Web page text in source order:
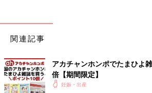
でも手術の説明のとき「帝王切開は赤ちゃ
人のために受ける手術は、帝王切開とドナ
ていう先生の言葉にすごく感動しました
手術への恐怖心より、赤ちゃんやっと出し
関連記事
アカチャンホンポでたまひよ
倍【期間限定】
妊娠・出産